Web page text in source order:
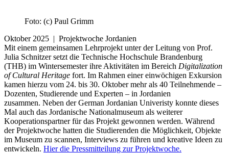
Foto: (c) Paul Grimm
Oktober 2025 | Projektwoche Jordanien
Mit einem gemeinsamen Lehrprojekt unter der Leitung von Prof.
Julia Schnitzer setzt die Technische Hochschule Brandenburg
(THB) im Wintersemester ihre Aktivitäten im Bereich Digitalization
of Cultural Heritage fort. Im Rahmen einer einwöchigen Exkursion
kamen hierzu vom 24. bis 30. Oktober mehr als 40 Teilnehmende –
Dozenten, Studierende und Experten – in Jordanien
zusammen. Neben der German Jordanian Univeristy konnte dieses
Mal auch das Jordanische Nationalmuseum als weiterer
Kooperationspartner für das Projekt gewonnen werden. Während
der Projektwoche hatten die Studierenden die Möglichkeit, Objekte
im Museum zu scannen, Interviews zu führen und kreative Ideen zu
entwickeln. Hier die Pressmitteilung zur Projektwoche.